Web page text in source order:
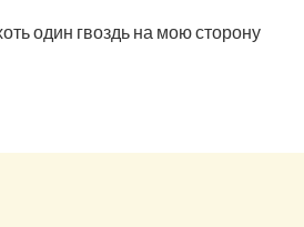
один гвоздь на мою сторону